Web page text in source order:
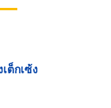
ต็กเซ้ง